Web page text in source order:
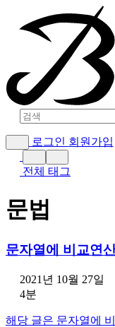
로그인 회원가입
전체 태그
문법
문자열에 비교연
2021년 10월 27일
4분
해당 글은 문자열에